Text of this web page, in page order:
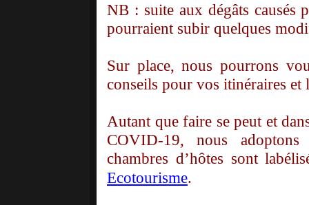
NB : suite aux dégâts causés
pourraient subir quelques
Sur place, nous pourrons
conseils pour vos itinéraires et
Autant que faire se peut et
COVID-19, nous adoptons
chambres d’hôtes sont
Ecotourisme.